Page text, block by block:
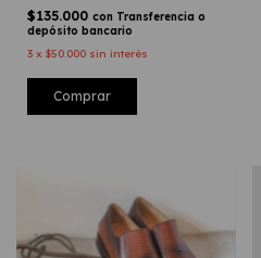
$135.000 con Transferencia o
depósito bancario
3 x $50.000 sin interés
Comprar